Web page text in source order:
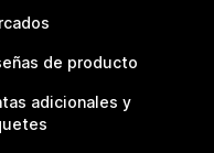
de producto
adicionales y